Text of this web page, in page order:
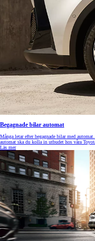
Begagnade bilar automat
Många letar efter begagnade bilar med
automat ska du kolla in utbudet hos våra
Läs mer